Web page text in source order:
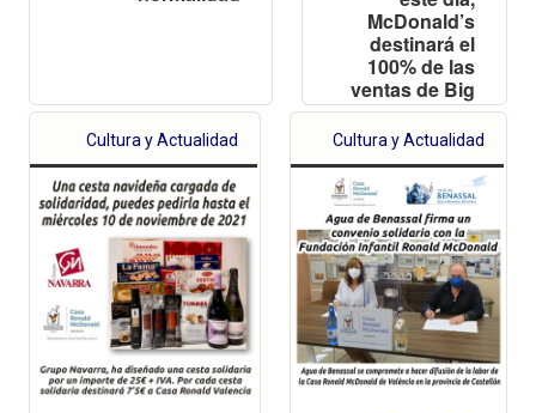
McDonald’s
destinará el
100% de las
ventas de Big
Mac® a la
Fundación
Infantil
Ronald
McDonald
Cultura y Actualidad Cultura y Actualidad